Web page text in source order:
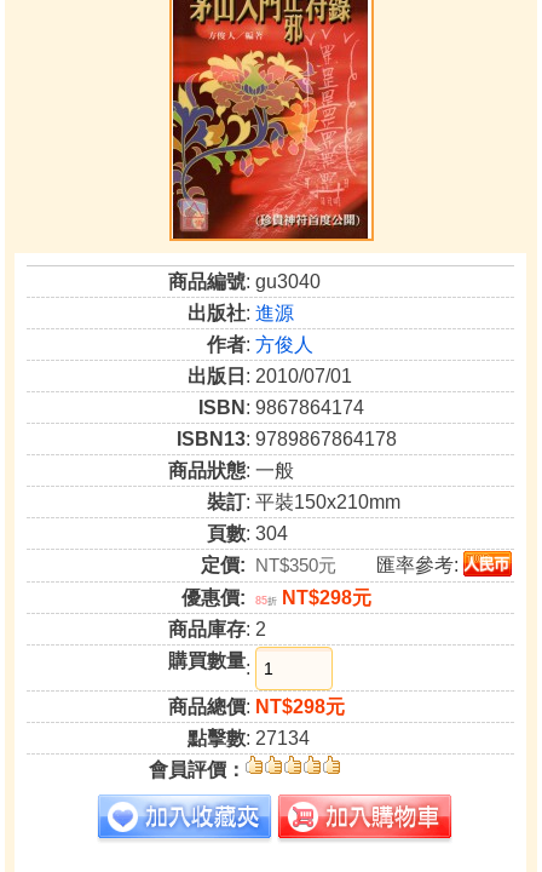
商品編號: gu3040
出版社:進源
作者:方俊人
出版日 : 2010/07/01
ISBN : 9867864174
ISBN13: 9789867864178
商品狀態: 一般
裝訂: 平裝150x210mm
頁數: 304
定價: NT$350元
匯率參考:
優惠價:
85折
NT$298元
商品庫存: 2
購買數量:
商品總價: NT$298元
點擊數: 27134
會員評價：